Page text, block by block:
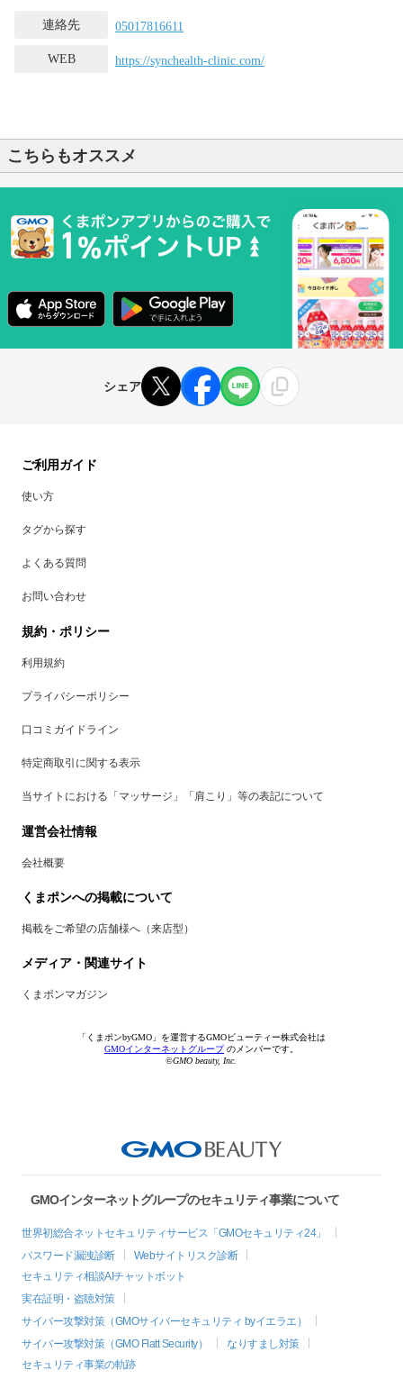
連絡先 05017816611
WEB https://synchealth-clinic.com/
こちらもオススメ
シェア
ご利用ガイド
使い方
タグから探す
よくある質問
お問い合わせ
規約・ポリシー
利用規約
プライバシーポリシー
口コミガイドライン
特定商取引に関する表示
当サイトにおける「マッサージ」「肩こり」等の表記について
運営会社情報
会社概要
くまポンへの掲載について
掲載をご希望の店舗様へ（来店型）
メディア・関連サイト
くまポンマガジン
「くまポンbyGMO」を運営するGMOビューティー株式会社は
GMOインターネットグループのメンバーです。
©GMO beauty, Inc.
GMOインターネットグループのセキュリティ事業について
世界初総合ネットセキュリティサービス「GMOセキュリティ24」
パスワード漏洩診断
Webサイトリスク診断
セキュリティ相談AIチャットボット
実在証明・盗聴対策
サイバー攻撃対策（GMOサイバーセキュリティ byイエラエ）
サイバー攻撃対策（GMO Flatt Security）
なりすまし対策
セキュリティ事業の軌跡